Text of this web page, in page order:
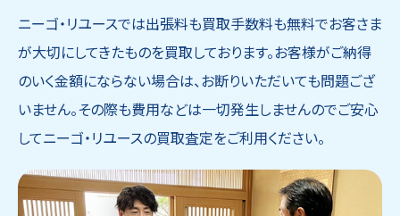
ニーゴ・リユースでは出張料も買取手数料も無料でお客さま
が大切にしてきたものを買取しております。お客様がご納得
のいく金額にならない場合は、お断りいただいても問題ござ
いません。その際も費用などは一切発生しませんのでご安心
してニーゴ・リユースの買取査定をご利用ください。